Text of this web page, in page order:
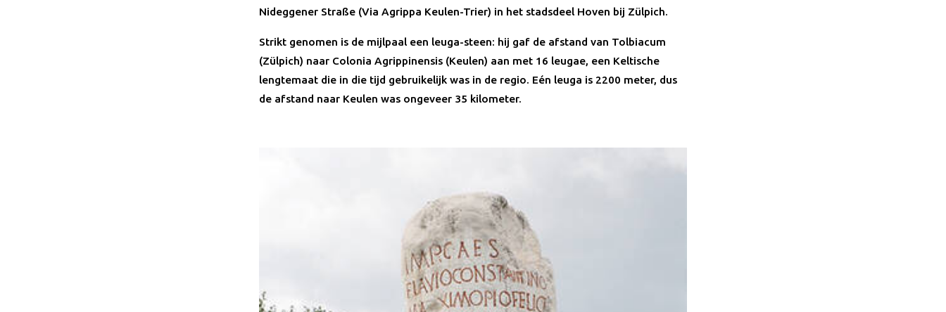
Nideggener Straße (Via Agrippa Keulen-Trier) in het stadsdeel Hoven bij Zülpich.
Strikt genomen is de mijlpaal een leuga-steen: hij gaf de afstand van Tolbiacum
(Zülpich) naar Colonia Agrippinensis (Keulen) aan met 16 leugae, een Keltische
lengtemaat die in die tijd gebruikelijk was in de regio. Eén leuga is 2200 meter, dus
de afstand naar Keulen was ongeveer 35 kilometer.